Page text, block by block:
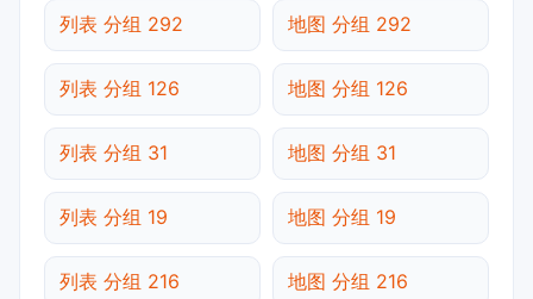
列表 分组 292 地图 分组 292
列表 分组 126 地图 分组 126
列表 分组 31 地图 分组 31
列表 分组 19 地图 分组 19
列表 分组 216 地图 分组 216